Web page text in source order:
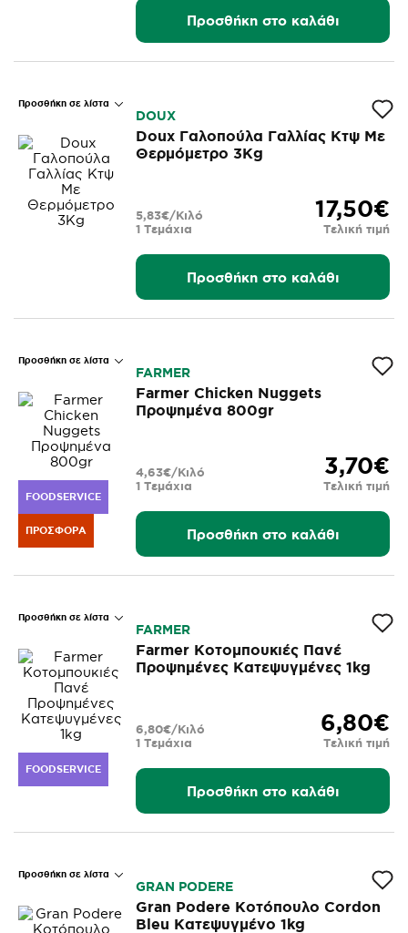
Προσθήκη στο καλάθι
Προσθήκη σε λίστα
DOUX
Doux Γαλοπούλα Γαλλίας Κτψ Με
Θερμόμετρο 3Kg
17,50€
Τελική τιμή
1 Τεμάχια
5,83€/Κιλό
Προσθήκη στο καλάθι
Προσθήκη σε λίστα
FOODSERVICE
ΠΡΟΣΦΟΡΆ
FARMER
Farmer Chicken Nuggets
Προψημένα 800gr
3,70€
Τελική τιμή
1 Τεμάχια
4,63€/Κιλό
Προσθήκη στο καλάθι
Προσθήκη σε λίστα
FOODSERVICE
FARMER
Farmer Κοτομπουκιές Πανέ
Προψημένες Κατεψυγμένες 1kg
6,80€
Τελική τιμή
1 Τεμάχια
6,80€/Κιλό
Προσθήκη στο καλάθι
Προσθήκη σε λίστα
GRAN PODERE
Gran Podere Κοτόπουλο Cordon
Bleu Κατεψυγμένο 1kg